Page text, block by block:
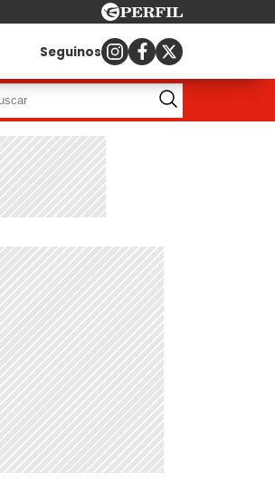
Seguinos